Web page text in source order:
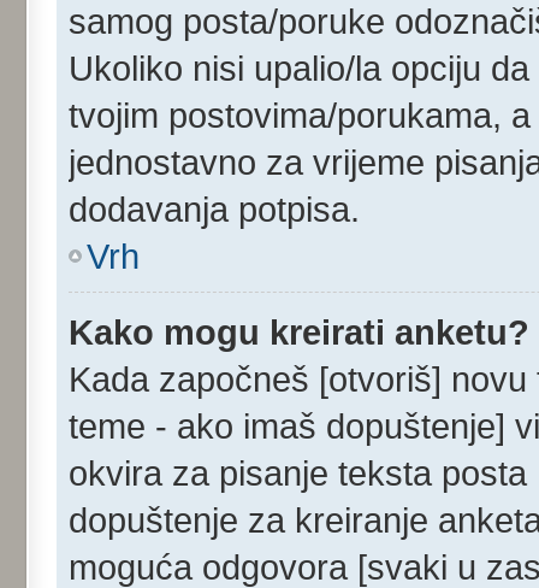
samog posta/poruke
Ukoliko nisi upalio/la opciju
tvojim postovima/porukama,
jednostavno za vrijeme
dodavanja potpisa.
Vrh
Kako mogu kreirati anketu?
Kada započneš [otvoriš]
teme - ako imaš dopuštenje]
okvira za pisanje teksta
dopuštenje za kreiranje
moguća odgovora [svaki u